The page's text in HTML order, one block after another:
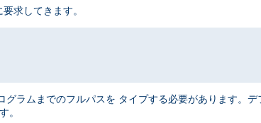
求してきます。
ラムまでのフルパスを タイプする必要があります。
。